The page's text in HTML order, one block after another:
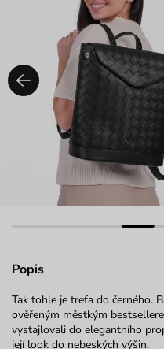
Popis
Tak tohle je trefa do černého.
ověřeným městkým
vystajlovali do elegantního
její look do nebeských výšin.